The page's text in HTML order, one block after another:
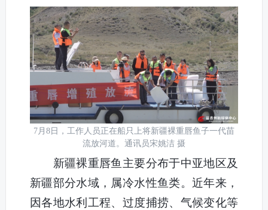
7月8日，工作人员正在船只上将新疆裸重唇鱼子一代苗
流放河道。通讯员宋姚洁 摄
新疆裸重唇鱼主要分布于中亚地区及
新疆部分水域，属冷水性鱼类。近年来，
因各地水利工程、过度捕捞、气候变化等